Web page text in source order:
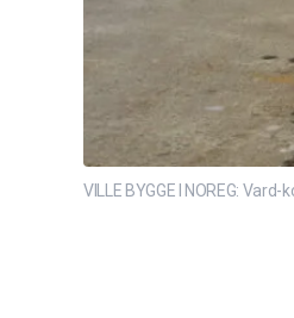
VILLE BYGGE I NOREG: